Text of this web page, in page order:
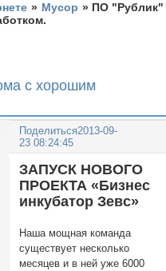
» Мусор » ПО "Рублик"
с хорошим
Поделиться2013-09-
23 08:24:45
ЗАПУСК НОВОГО
ПРОЕКТА «Бизнес
инкубатор Зевс»
Наша мощная команда
существует несколько
месяцев и в ней уже 6000